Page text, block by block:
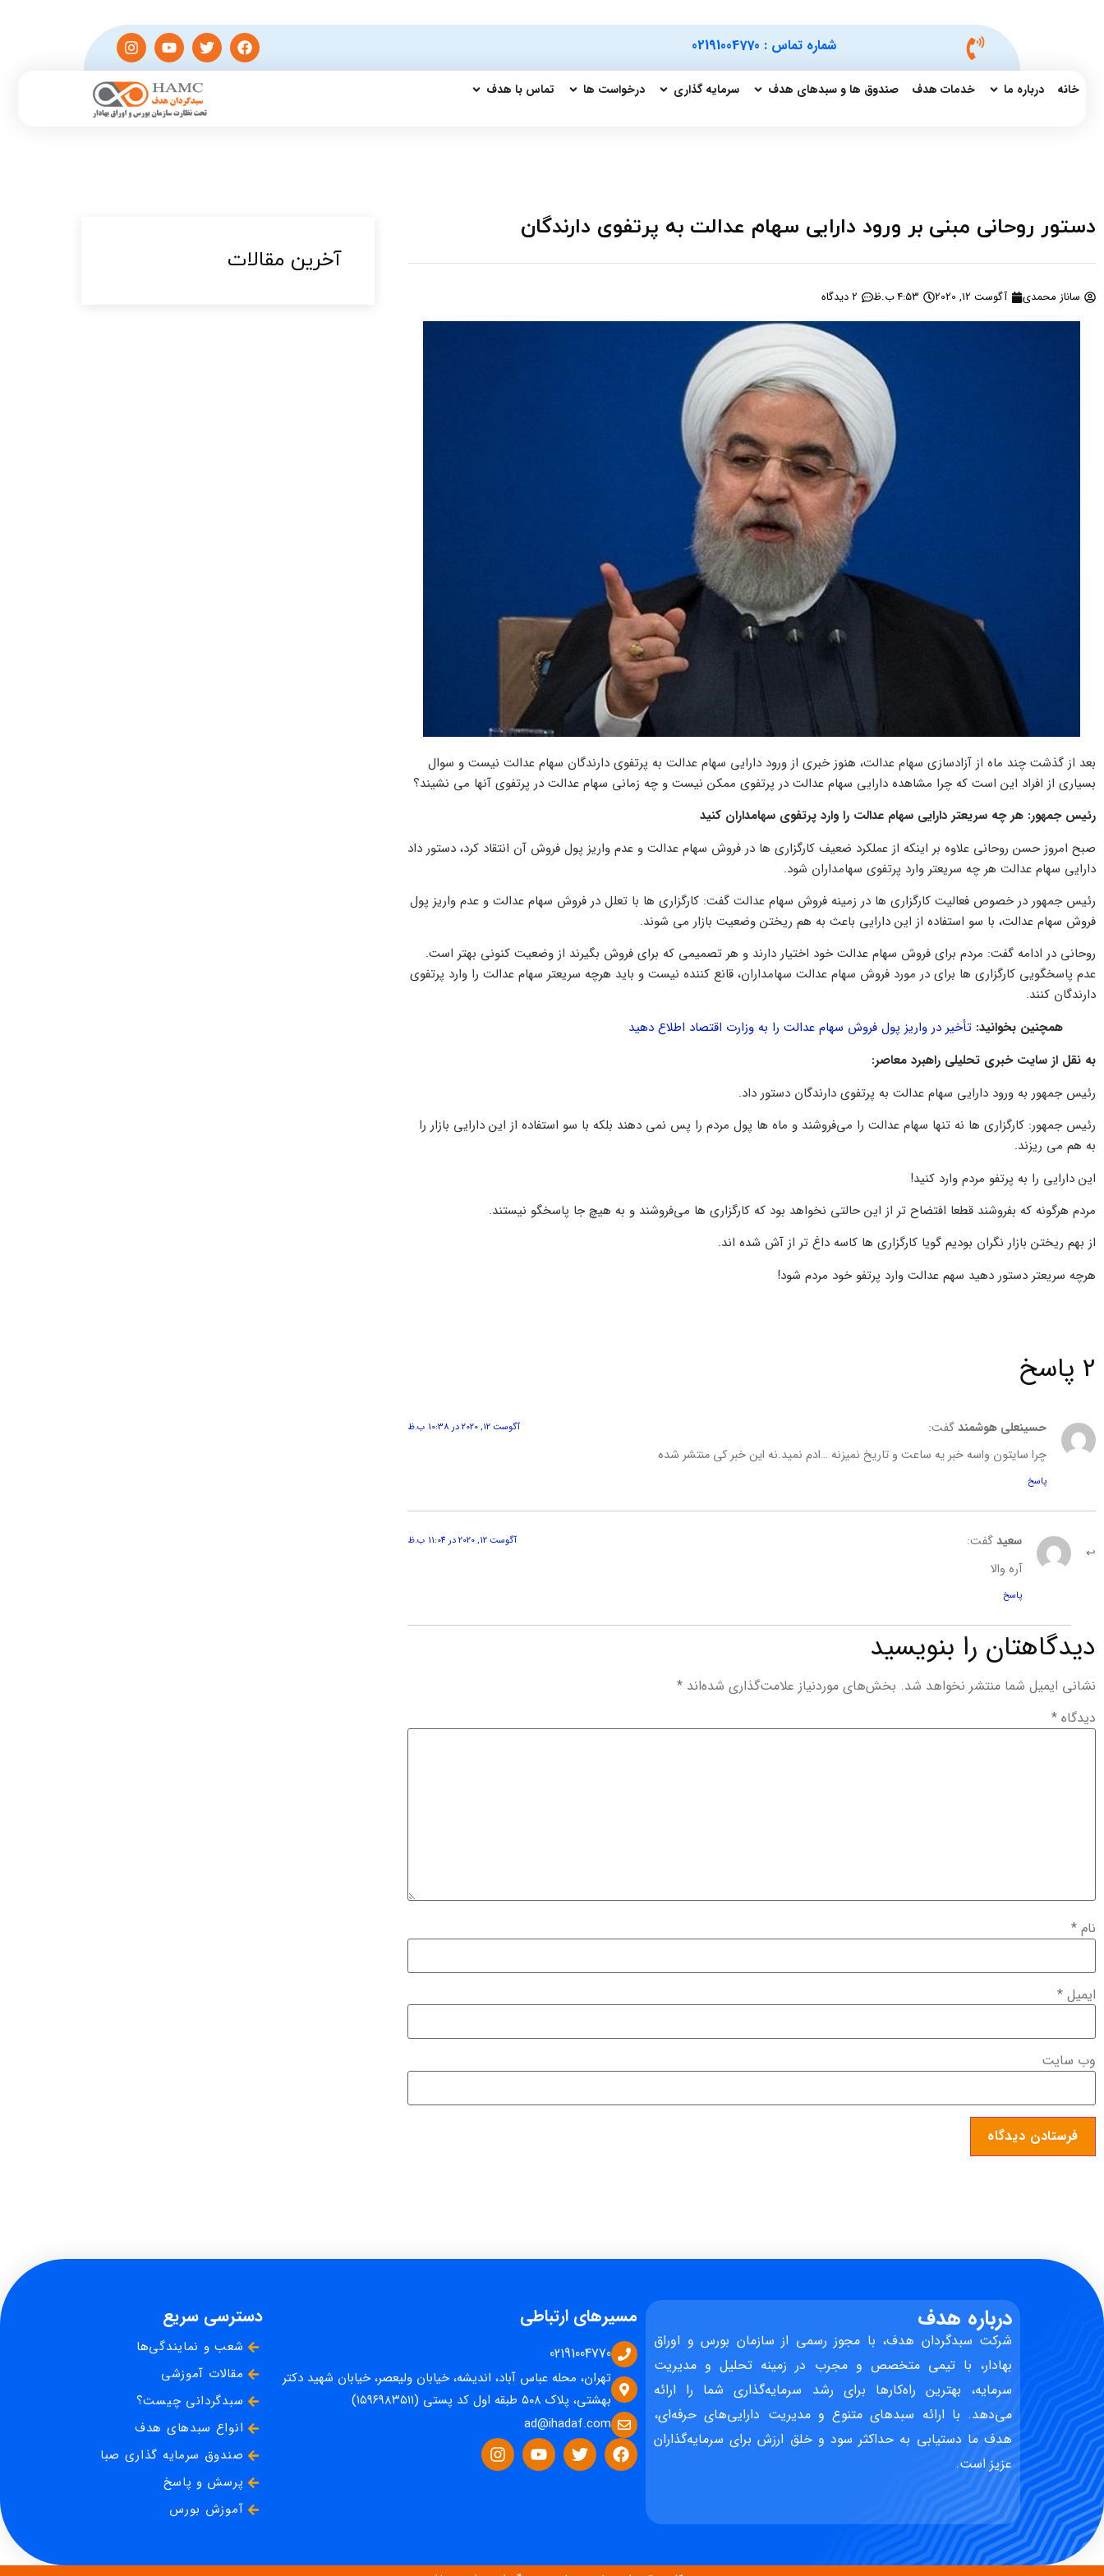
شماره تماس : 02191004770
خانه درباره ما خدمات هدف صندوق ها و سبدهای هدف سرمایه گذاری درخواست ها تماس با هدف
دستور روحانی مبنی بر ورود دارایی سهام عدالت به پرتفوی دارندگان
ساناز محمدی آگوست 12, 2020 4:53 ب.ظ 2 دیدگاه
بعد از گذشت چند ماه از آزادسازی سهام عدالت، هنوز خبری از ورود دارایی سهام عدالت به پرتفوی دارندگان سهام عدالت نیست و سوال
بسیاری از افراد این است که چرا مشاهده دارایی سهام عدالت در پرتفوی ممکن نیست و چه زمانی سهام عدالت در پرتفوی آنها می نشیند؟
رئیس جمهور: هر چه سریعتر دارایی سهام عدالت را وارد پرتفوی سهامداران کنید
صبح امروز حسن روحانی علاوه بر اینکه از عملکرد ضعیف کارگزاری ها در فروش سهام عدالت و عدم واریز پول فروش آن انتقاد کرد، دستور داد
دارایی سهام عدالت هر چه سریعتر وارد پرتفوی سهامداران شود.
رئیس جمهور در خصوص فعالیت کارگزاری ها در زمینه فروش سهام عدالت گفت: کارگزاری ‌ها با تعلل در فروش سهام عدالت و عدم واریز پول
فروش سهام عدالت، با سو استفاده از این دارایی باعث به هم ریختن وضعیت بازار می شوند.
روحانی در ادامه گفت: مردم برای فروش سهام عدالت خود اختیار دارند و هر تصمیمی که برای فروش بگیرند از وضعیت کنونی بهتر است.
عدم پاسخگویی کارگزاری ها برای در مورد فروش سهام عدالت سهامداران، قانع کننده نیست و باید هرچه سریعتر سهام عدالت را وارد پرتفوی
دارندگان کنند.
همچنین بخوانید: تأخیر در واریز پول فروش سهام عدالت را به وزارت اقتصاد اطلاع دهید
به نقل از سایت خبری تحلیلی راهبرد معاصر:
رئیس جمهور به ورود دارایی سهام عدالت به پرتفوی دارندگان دستور داد.
رئیس جمهور: کارگزاری ‌ها نه تنها سهام عدالت را می‌فروشند و ماه ها پول مردم را پس نمی‌ دهند بلکه با سو استفاده از این دارایی بازار را
به هم می ‌ریزند.
این دارایی را به پرتفو مردم وارد کنید!
مردم هرگونه که بفروشند قطعا افتضاح تر از این حالتی نخواهد بود که کارگزاری ها می‌فروشند و به هیچ جا پاسخگو نیستند.
از بهم ریختن بازار نگران بودیم گویا کارگزاری‌ ها کاسه داغ تر از آش شده اند.
هرچه سریعتر دستور دهید سهم عدالت وارد پرتفو خود مردم شود!
2 پاسخ
حسینعلی هوشمندگفت: آگوست 12, 2020 در 10:38 ب.ظ
چرا سایتون واسه خبر یه ساعت و تاریخ نمیزنه …ادم نمید.نه این خبر کی منتشر شده
پاسخ
سعیدگفت: آگوست 12, 2020 در 11:04 ب.ظ
آره والا
پاسخ
دیدگاهتان را بنویسید
نشانی ایمیل شما منتشر نخواهد شد. بخش‌های موردنیاز علامت‌گذاری شده‌اند *
دیدگاه *
نام *
ایمیل *
وب‌ سایت
آخرین مقالات​
درباره هدف
شرکت سبدگردان هدف، با مجوز رسمی از سازمان بورس و اوراق
بهادار، با تیمی متخصص و مجرب در زمینه تحلیل و مدیریت
سرمایه، بهترین راه‌کارها برای رشد سرمایه‌گذاری شما را ارائه
می‌دهد. با ارائه سبدهای متنوع و مدیریت دارایی‌های حرفه‌ای،
هدف ما دستیابی به حداکثر سود و خلق ارزش برای سرمایه‌گذاران
عزیز است.
مسیرهای ارتباطی
02191004770
تهران، محله عباس آباد، اندیشه، خیابان ولیعصر، خیابان شهید دکتر
بهشتی، پلاک ۵۰۸ طبقه اول کد پستی (۱۵۹۶۹۸۳۵۱۱)
ad@ihadaf.com
دسترسی سریع
شعب و نمایندگی‌ها
مقالات آموزشی
سبدگردانی چیست؟
انواع سبدهای هدف
صندوق سرمایه گذاری صبا
پرسش و پاسخ
آموزش بورس